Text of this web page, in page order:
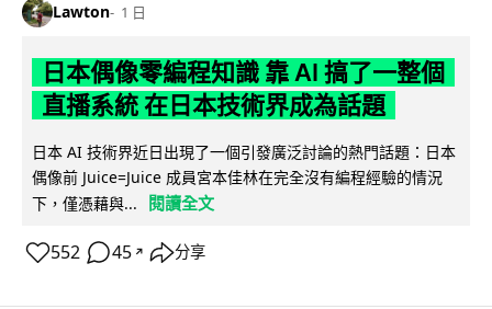
Lawton 1 日
日本偶像零編程知識 靠 AI 搞了一整個
直播系統 在日本技術界成為話題
日本 AI 技術界近日出現了一個引發廣泛討論的熱門話題：日本
偶像前 Juice=Juice 成員宮本佳林在完全沒有編程經驗的情況
下，僅憑藉與...
閱讀全文
552 45 ↗ 分享